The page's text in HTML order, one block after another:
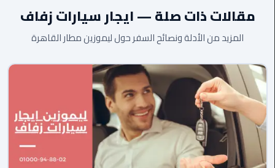
الى
القاهرة
ليموزين
الدقي
ليموزين
من
القاهرة
للاسكندرية
مقالات ذات صلة — ايجار سيارات زفاف
المزيد من الأدلة ونصائح السفر حول ليموزين مطار القاهرة